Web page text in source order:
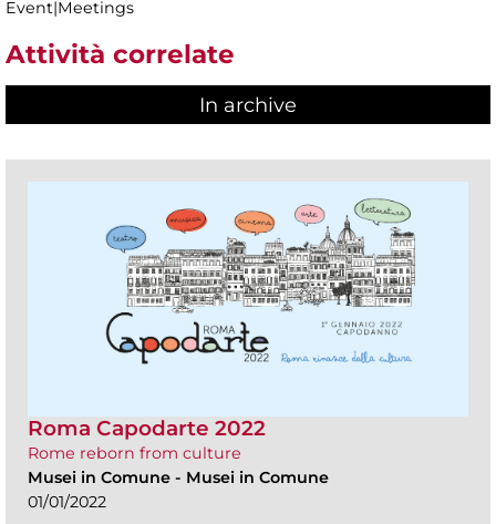
Event|Meetings
Attività correlate
In archive
Roma Capodarte 2022
Rome reborn from culture
Musei in Comune - Musei in Comune
01/01/2022